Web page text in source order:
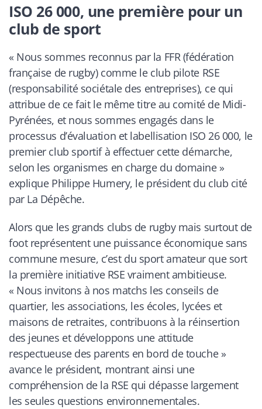
ISO 26 000, une première pour un
club de sport
« Nous sommes reconnus par la FFR (fédération
française de rugby) comme le club pilote RSE
(responsabilité sociétale des entreprises), ce qui
attribue de ce fait le même titre au comité de Midi-
Pyrénées, et nous sommes engagés dans le
processus d’évaluation et labellisation ISO 26 000, le
premier club sportif à effectuer cette démarche,
selon les organismes en charge du domaine»
explique Philippe Humery, le président du club cité
par La Dépêche.
Alors que les grands clubs de rugby mais surtout de
foot représentent une puissance économique sans
commune mesure, c’est du sport amateur que sort
la première initiative RSE vraiment ambitieuse.
« Nous invitons à nos matchs les conseils de
quartier, les associations, les écoles, lycées et
maisons de retraites, contribuons à la réinsertion
des jeunes et développons une attitude
respectueuse des parents en bord de touche»
avance le président, montrant ainsi une
compréhension de la RSE qui dépasse largement
les seules questions environnementales.